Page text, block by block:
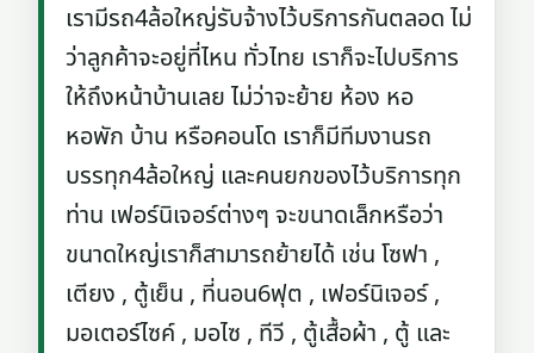
เรามีรถ4ล้อใหญ่รับจ้างไว้บริการกันตลอด ไม่
ว่าลูกค้าจะอยู่ที่ไหน ทั่วไทย เราก็จะไปบริการ
ให้ถึงหน้าบ้านเลย ไม่ว่าจะย้าย ห้อง หอ
หอพัก บ้าน หรือคอนโด เราก็มีทีมงานรถ
บรรทุก4ล้อใหญ่ และคนยกของไว้บริการทุก
ท่าน เฟอร์นิเจอร์ต่างๆ จะขนาดเล็กหรือว่า
ขนาดใหญ่เราก็สามารถย้ายได้ เช่น โซฟา ,
เตียง , ตู้เย็น , ที่นอน6ฟุต , เฟอร์นิเจอร์ ,
มอเตอร์ไซค์ , มอไซ , ทีวี , ตู้เสื้อผ้า , ตู้ และ